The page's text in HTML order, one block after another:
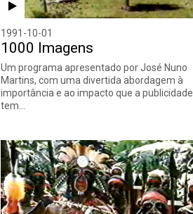
1991-10-01
1000 Imagens
Um programa apresentado por José Nuno
Martins, com uma divertida abordagem à
importância e ao impacto que a publicidade
tem…